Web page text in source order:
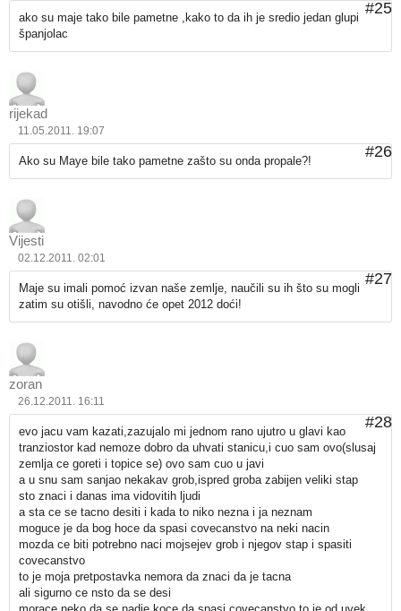
#25
ako su maje tako bile pametne ,kako to da ih je sredio jedan glupi
španjolac
rijekad
11.05.2011. 19:07
#26
Ako su Maye bile tako pametne zašto su onda propale?!
Vijesti
02.12.2011. 02:01
#27
Maje su imali pomoć izvan naše zemlje, naučili su ih što su mogli
zatim su otišli, navodno će opet 2012 doći!
zoran
26.12.2011. 16:11
#28
evo jacu vam kazati,zazujalo mi jednom rano ujutro u glavi kao
tranziostor kad nemoze dobro da uhvati stanicu,i cuo sam ovo(slusaj
zemlja ce goreti i topice se) ovo sam cuo u javi
a u snu sam sanjao nekakav grob,ispred groba zabijen veliki stap
sto znaci i danas ima vidovitih ljudi
a sta ce se tacno desiti i kada to niko nezna i ja neznam
moguce je da bog hoce da spasi covecanstvo na neki nacin
mozda ce biti potrebno naci mojsejev grob i njegov stap i spasiti
covecanstvo
to je moja pretpostavka nemora da znaci da je tacna
ali sigurno ce nsto da se desi